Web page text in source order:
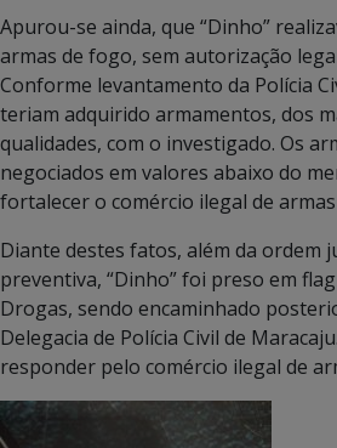
Apurou-se ainda, que “Dinho”
armas de fogo, sem autorização
Conforme levantamento da Polícia
teriam adquirido armamentos, dos
qualidades, com o investigado. Os
negociados em valores abaixo do
fortalecer o comércio ilegal de
Diante destes fatos, além da ordem
preventiva, “Dinho” foi preso em
Drogas, sendo encaminhado
Delegacia de Polícia Civil de
responder pelo comércio ilegal de